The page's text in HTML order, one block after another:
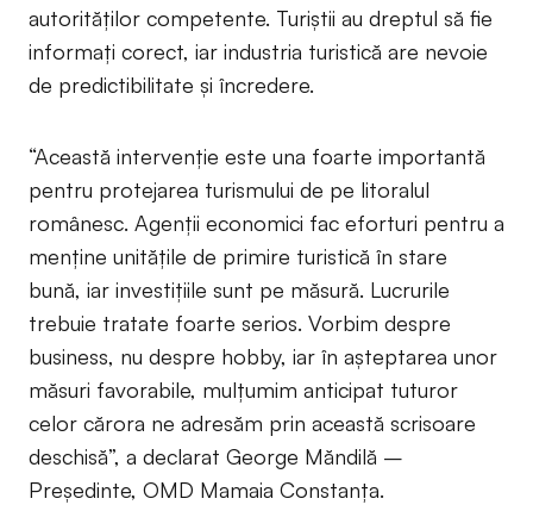
autorităților competente. Turiștii au dreptul să fie
informați corect, iar industria turistică are nevoie
de predictibilitate și încredere.
“Această intervenție este una foarte importantă
pentru protejarea turismului de pe litoralul
românesc. Agenții economici fac eforturi pentru a
menține unitățile de primire turistică în stare
bună, iar investițiile sunt pe măsură. Lucrurile
trebuie tratate foarte serios. Vorbim despre
business, nu despre hobby, iar în așteptarea unor
măsuri favorabile, mulțumim anticipat tuturor
celor cărora ne adresăm prin această scrisoare
deschisă”, a declarat George Măndilă –
Președinte, OMD Mamaia Constanța.